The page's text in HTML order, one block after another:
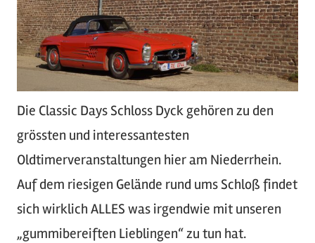
Die Classic Days Schloss Dyck gehören zu den
grössten und interessantesten
Oldtimerveranstaltungen hier am Niederrhein.
Auf dem riesigen Gelände rund ums Schloß findet
sich wirklich ALLES was irgendwie mit unseren
„gummibereiften Lieblingen“ zu tun hat.